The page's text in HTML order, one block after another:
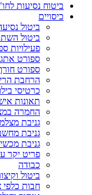
ביטוח נסיעות
כיסויים
ביטול
ביטול
פעילויות
ספורט
ספורט
הרחבת
כרטיסי
תאונות
החמרה
גניבת
גניבת
גניבת
פריט יקר
כבודה
ביטול
חבות כלפי